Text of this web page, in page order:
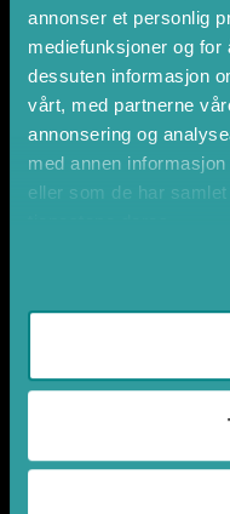
annonser et personlig
mediefunksjoner og
dessuten informasjon
vårt, med partnerne
annonsering og
med annen
eller som de har
Visit Nordfjord
Perhusvegen 24
NO-6783 Stryn
mail@nordfjord.no
Info
Cookies og
Om Visit Nordfjord